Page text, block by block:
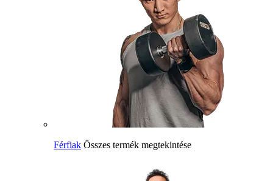
Férfiak Összes termék megtekintése